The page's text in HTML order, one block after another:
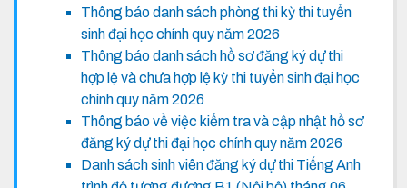
Thông báo danh sách phòng thi kỳ thi tuyển
sinh đại học chính quy năm 2026
Thông báo danh sách hồ sơ đăng ký dự thi
hợp lệ và chưa hợp lệ kỳ thi tuyển sinh đại học
chính quy năm 2026
Thông báo về việc kiểm tra và cập nhật hồ sơ
đăng ký dự thi đại học chính quy năm 2026
Danh sách sinh viên đăng ký dự thi Tiếng Anh